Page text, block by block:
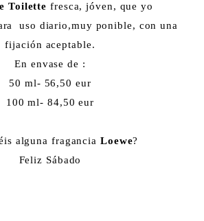
Toilette fresca, jóven, que yo
uso diario,muy ponible, con una
fijación aceptable.
En envase de :
50 ml- 56,50 eur
100 ml- 84,50 eur
alguna fragancia Loewe?
Feliz Sábado